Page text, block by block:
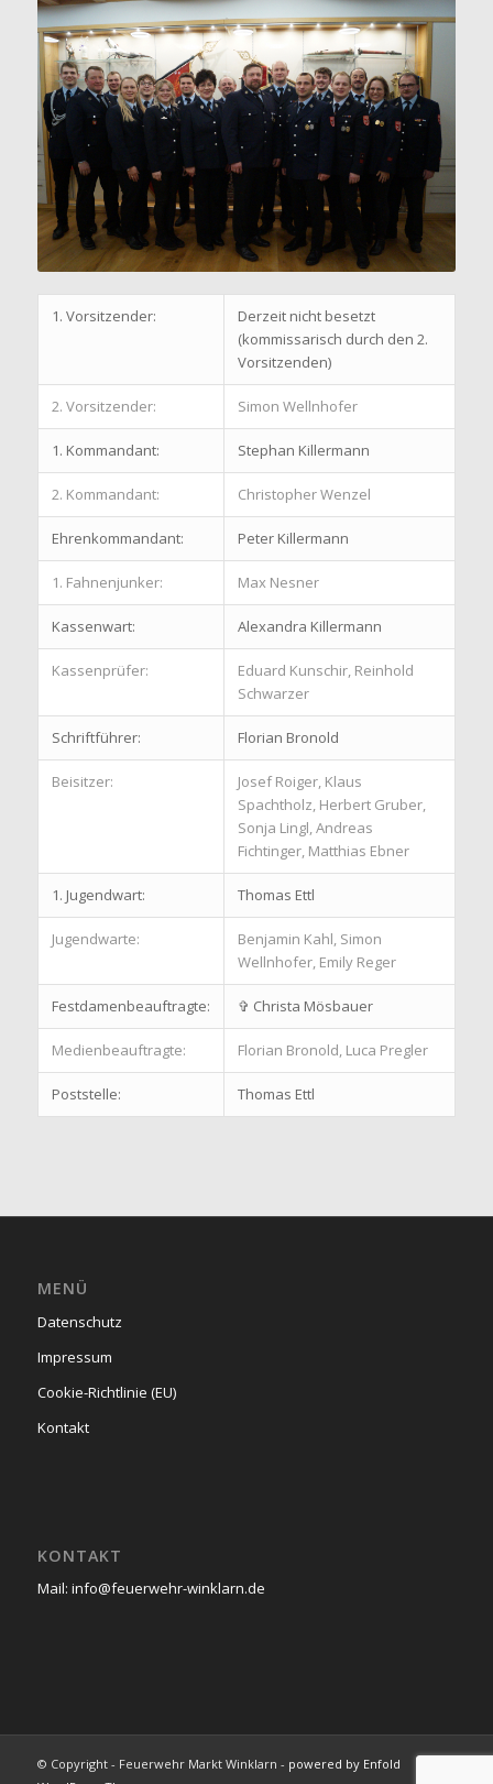
1. Vorsitzender:
Derzeit nicht besetzt
(kommissarisch durch den 2.
Vorsitzenden)
2. Vorsitzender: Simon Wellnhofer
1. Kommandant: Stephan Killermann
2. Kommandant: Christopher Wenzel
Ehrenkommandant: Peter Killermann
1. Fahnenjunker: Max Nesner
Kassenwart: Alexandra Killermann
Kassenprüfer:
Eduard Kunschir, Reinhold
Schwarzer
Schriftführer: Florian Bronold
Beisitzer:
Josef Roiger, Klaus
Spachtholz, Herbert Gruber,
Sonja Lingl, Andreas
Fichtinger, Matthias Ebner
1. Jugendwart: Thomas Ettl
Jugendwarte:
Benjamin Kahl, Simon
Wellnhofer, Emily Reger
Festdamenbeauftragte: ✞ Christa Mösbauer
Medienbeauftragte: Florian Bronold, Luca Pregler
Poststelle: Thomas Ettl
MENÜ
Datenschutz
Impressum
Cookie-Richtlinie (EU)
Kontakt
KONTAKT
Mail: info@feuerwehr-winklarn.de
© Copyright - Feuerwehr Markt Winklarn - powered by Enfold